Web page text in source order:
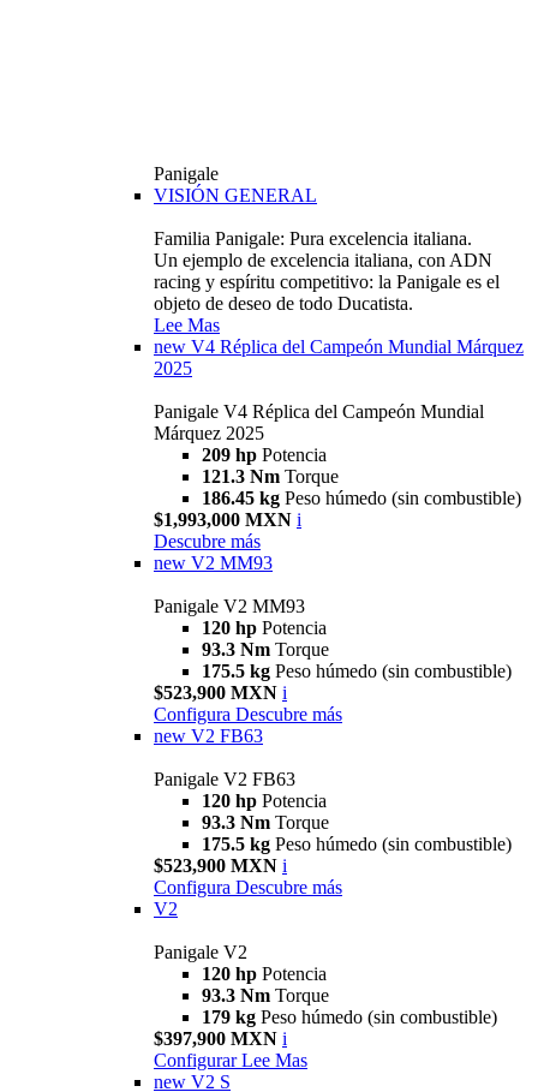
Panigale
VISIÓN GENERAL
Familia Panigale: Pura excelencia italiana.
Un ejemplo de excelencia italiana, con ADN
racing y espíritu competitivo: la Panigale es el
objeto de deseo de todo Ducatista.
Lee Mas
new V4 Réplica del Campeón Mundial Márquez
2025
Panigale V4 Réplica del Campeón Mundial
Márquez 2025
209 hp Potencia
121.3 Nm Torque
186.45 kg Peso húmedo (sin combustible)
$1,993,000 MXN i
Descubre más
new V2 MM93
Panigale V2 MM93
120 hp Potencia
93.3 Nm Torque
175.5 kg Peso húmedo (sin combustible)
$523,900 MXN i
Configura Descubre más
new V2 FB63
Panigale V2 FB63
120 hp Potencia
93.3 Nm Torque
175.5 kg Peso húmedo (sin combustible)
$523,900 MXN i
Configura Descubre más
V2
Panigale V2
120 hp Potencia
93.3 Nm Torque
179 kg Peso húmedo (sin combustible)
$397,900 MXN i
Configurar Lee Mas
new V2 S